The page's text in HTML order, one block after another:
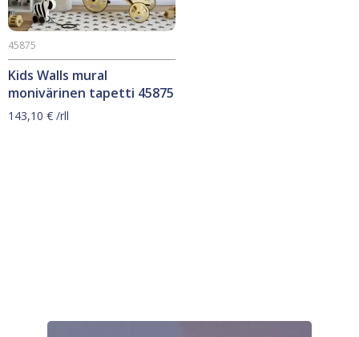
Kids Walls mural
monivärinen tapetti 45875
45875
143,10 € /rll